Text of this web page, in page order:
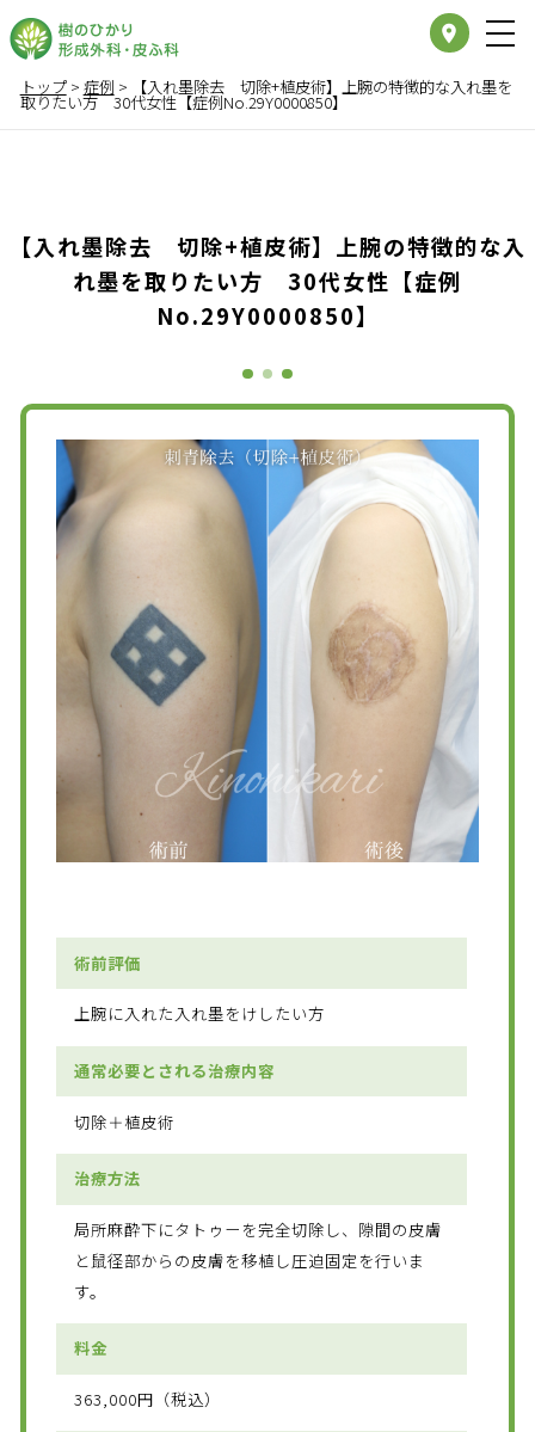
place
トップ> 症例 > 【入れ墨除去 切除+植皮術】上腕の特徴的な入れ墨を
取りたい方 30代女性【症例No.29Y0000850】
【入れ墨除去 切除+植皮術】上腕の特徴的な入
れ墨を取りたい方 30代女性【症例
No.29Y0000850】
術前評価
上腕に入れた入れ墨をけしたい方
通常必要とされる治療内容
切除＋植皮術
治療方法
局所麻酔下にタトゥーを完全切除し、隙間の皮膚
と鼠径部からの皮膚を移植し圧迫固定を行いま
す。
料金
363,000円（税込）